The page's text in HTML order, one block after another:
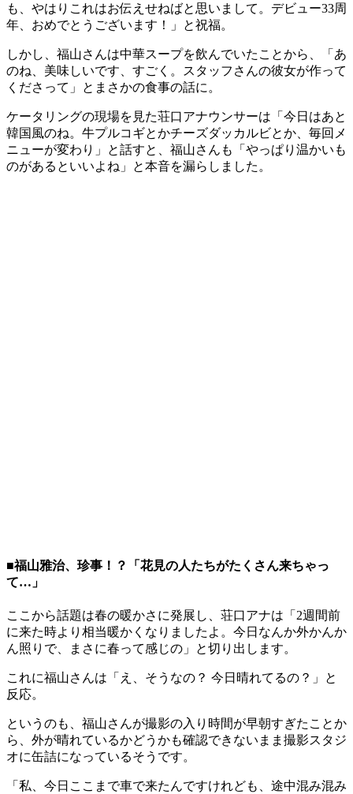
も、やはりこれはお伝えせねばと思いまして。デビュー33周
年、おめでとうございます！」と祝福。
しかし、福山さんは中華スープを飲んでいたことから、「あ
のね、美味しいです、すごく。スタッフさんの彼女が作って
くださって」とまさかの食事の話に。
ケータリングの現場を見た荘口アナウンサーは「今日はあと
韓国風のね。牛プルコギとかチーズダッカルビとか、毎回メ
ニューが変わり」と話すと、福山さんも「やっぱり温かいも
のがあるといいよね」と本音を漏らしました。
■福山雅治、珍事！？「花見の人たちがたくさん来ちゃっ
て…」
ここから話題は春の暖かさに発展し、荘口アナは「2週間前
に来た時より相当暖かくなりましたよ。今日なんか外かんか
ん照りで、まさに春って感じの」と切り出します。
これに福山さんは「え、そうなの？ 今日晴れてるの？」と
反応。
というのも、福山さんが撮影の入り時間が早朝すぎたことか
ら、外が晴れているかどうかも確認できないまま撮影スタジ
オに缶詰になっているそうです。
「私、今日ここまで車で来たんですけれども、途中混み混み